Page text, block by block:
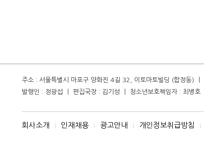
주소 : 서울특별시 마포구 양화진 4길 32, 이토마토빌딩 (합정동)
발행인 : 정광섭 ㅣ 편집국장 : 김기성 ㅣ 청소년보호책임자 : 최
회사소개 I 인재채용 I 광고안내 I 개인정보취급방침 I